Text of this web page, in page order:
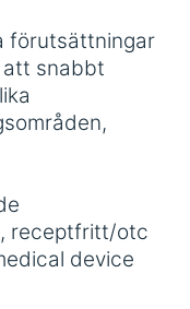
förutsättningar
att snabbt
receptfritt/otc
device